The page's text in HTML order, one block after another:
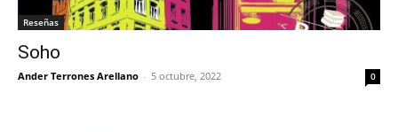
Reseñas
Soho
Ander Terrones Arellano - 5 octubre, 2022 0